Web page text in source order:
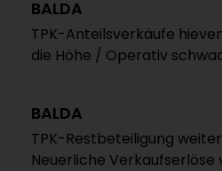
BALDA
TPK-Anteilsverkäufe
die Höhe / Operativ
BALDA
TPK-Restbeteiligung
Neuerliche Verkaufserlöse